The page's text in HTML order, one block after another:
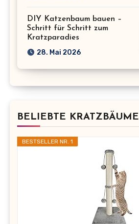
DIY Katzenbaum bauen –
Schritt für Schritt zum
Kratzparadies
28. Mai 2026
BELIEBTE KRATZBÄUME
BESTSELLER NR. 1